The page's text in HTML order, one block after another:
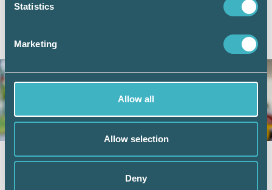
Statistics
Marketing
Allow all
Allow selection
Deny
AKTUELLA ARTIKLAR
Vad kan friskvårdsbidraget användas till?